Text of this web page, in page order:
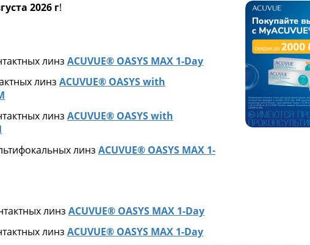
2026 г!
линз ACUVUE® OASYS MAX 1-Day
линз ACUVUE® OASYS with
линз ACUVUE® OASYS with
линз ACUVUE® OASYS MAX 1-
линз ACUVUE® OASYS MAX 1-Day
линз ACUVUE® OASYS MAX 1-Day